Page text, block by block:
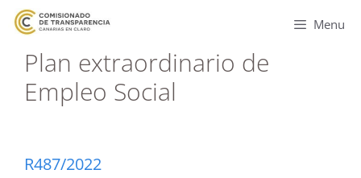
Menu
Plan extraordinario de
Empleo Social
R487/2022